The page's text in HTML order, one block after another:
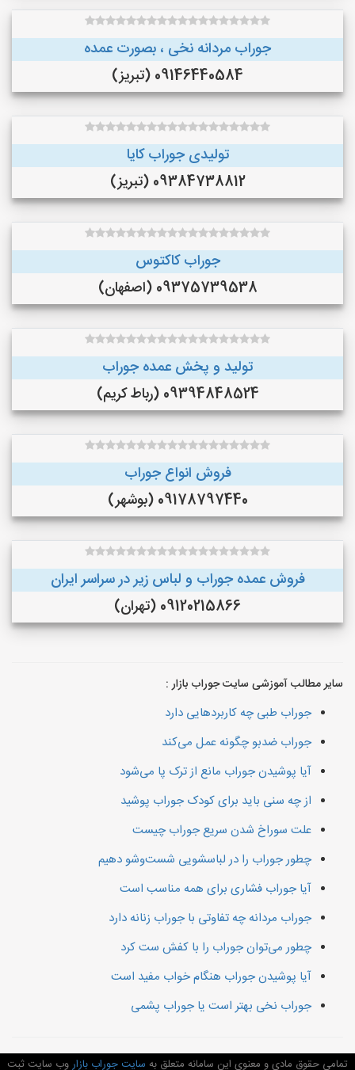
جوراب مردانه نخی ، بصورت عمده
09146440584 (تبریز)
تولیدی جوراب کایا
09384738812 (تبریز)
جوراب کاکتوس
09375739538 (اصفهان)
تولید و پخش عمده جوراب
09394848524 (رباط کریم)
فروش انواع جوراب
09178797440 (بوشهر)
فروش عمده جوراب و لباس زیر در سراسر ایران
09120215866 (تهران)
سایر مطالب آموزشی سایت جوراب بازار :
جوراب طبی چه کاربردهایی دارد
جوراب ضدبو چگونه عمل می‌کند
آیا پوشیدن جوراب مانع از ترک پا می‌شود
از چه سنی باید برای کودک جوراب پوشید
علت سوراخ شدن سریع جوراب چیست
چطور جوراب را در لباسشویی شست‌وشو دهیم
آیا جوراب فشاری برای همه مناسب است
جوراب مردانه چه تفاوتی با جوراب زنانه دارد
چطور می‌توان جوراب را با کفش ست کرد
آیا پوشیدن جوراب هنگام خواب مفید است
جوراب نخی بهتر است یا جوراب پشمی
تمامی حقوق مادی و معنوی این سامانه متعلق به سایت جوراب بازاروب سایت ثبت